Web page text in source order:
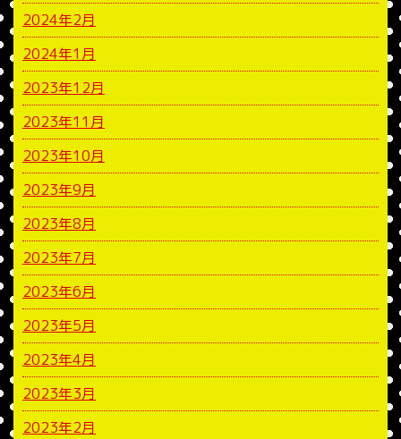
2024年2月
2024年1月
2023年12月
2023年11月
2023年10月
2023年9月
2023年8月
2023年7月
2023年6月
2023年5月
2023年4月
2023年3月
2023年2月